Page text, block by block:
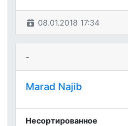
08.01.2018 17:34
-
Marad Najib
Несортированное